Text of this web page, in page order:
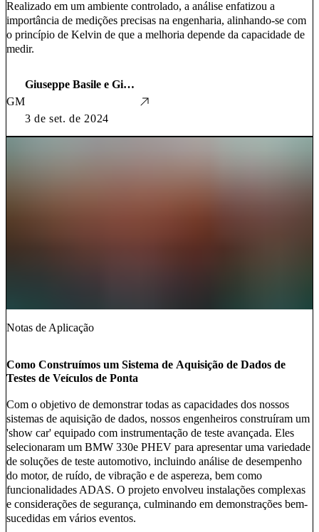
Realizado em um ambiente controlado, a análise enfatizou a
importância de medições precisas na engenharia, alinhando-se com
o princípio de Kelvin de que a melhoria depende da capacidade de
medir.
GM
Giuseppe Basile e Giacomo Paris, estudantes de Engenharia Mecânica
3 de set. de 2024
Notas de Aplicação
Como Construímos um Sistema de Aquisição de Dados de
Testes de Veículos de Ponta
Com o objetivo de demonstrar todas as capacidades dos nossos
sistemas de aquisição de dados, nossos engenheiros construíram um
'show car' equipado com instrumentação de teste avançada. Eles
selecionaram um BMW 330e PHEV para apresentar uma variedade
de soluções de teste automotivo, incluindo análise de desempenho
do motor, de ruído, de vibração e de aspereza, bem como
funcionalidades ADAS. O projeto envolveu instalações complexas
e considerações de segurança, culminando em demonstrações bem-
sucedidas em vários eventos.